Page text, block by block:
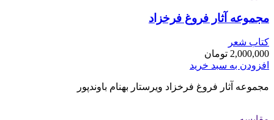
مجموعه آثار فروغ فرخزاد
کتاب شعر
2,000,000 تومان
افزودن به سبد خرید
مجموعه آثار فروغ فرخزاد ویرستار بهنام باوندپور